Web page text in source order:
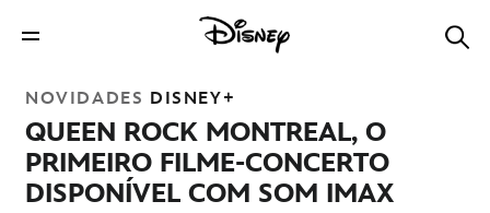
NOVIDADES DISNEY+
QUEEN ROCK MONTREAL, O
PRIMEIRO FILME-CONCERTO
DISPONÍVEL COM SOM IMAX